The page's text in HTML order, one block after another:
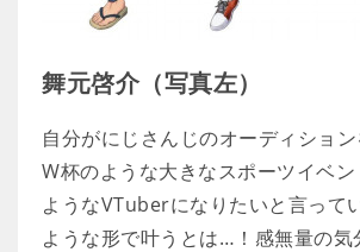
舞元啓介（写真左）
自分がにじさんじのオーディション
W杯のような大きなスポーツイベ
ようなVTuberになりたいと言って
ような形で叶うとは…！感無量の気